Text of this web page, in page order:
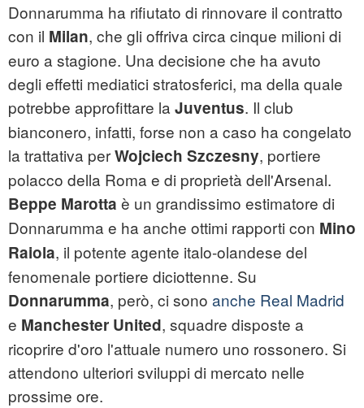
Donnarumma ha rifiutato di rinnovare il contratto
con il Milan, che gli offriva circa cinque milioni di
euro a stagione. Una decisione che ha avuto
degli effetti mediatici stratosferici, ma della quale
potrebbe approfittare la Juventus. Il club
bianconero, infatti, forse non a caso ha congelato
la trattativa perWojciech Szczesny, portiere
polacco della Roma e di proprietà dell'Arsenal.
Beppe Marotta è un grandissimo estimatore di
Donnarumma e ha anche ottimi rapporti con Mino
Raiola, il potente agente italo-olandese del
fenomenale portiere diciottenne. Su
Donnarumma, però, ci sono anche Real Madrid
e Manchester United, squadre disposte a
ricoprire d'oro l'attuale numero uno rossonero. Si
attendono ulteriori sviluppi di mercato nelle
prossime ore.